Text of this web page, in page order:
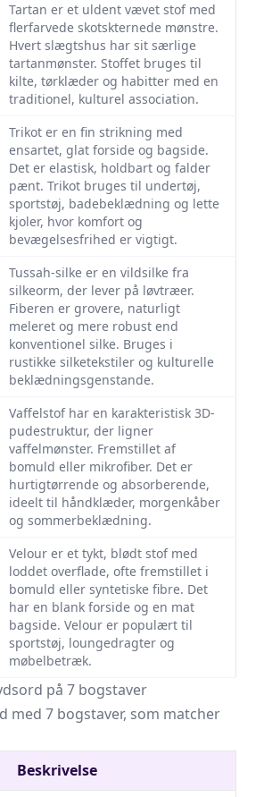
Tartan er et uldent vævet stof med
flerfarvede skotskternede mønstre.
Hvert slægtshus har sit særlige
tartanmønster. Stoffet bruges til
kilte, tørklæder og habitter med en
traditionel, kulturel association.
Trikot er en fin strikning med
ensartet, glat forside og bagside.
Det er elastisk, holdbart og falder
pænt. Trikot bruges til undertøj,
sportstøj, badebeklædning og lette
kjoler, hvor komfort og
bevægelsesfrihed er vigtigt.
Tussah-silke er en vildsilke fra
silkeorm, der lever på løvtræer.
Fiberen er grovere, naturligt
meleret og mere robust end
konventionel silke. Bruges i
rustikke silketekstiler og kulturelle
beklædningsgenstande.
Vaffelstof har en karakteristisk 3D-
pudestruktur, der ligner
vaffelmønster. Fremstillet af
bomuld eller mikrofiber. Det er
hurtigtørrende og absorberende,
ideelt til håndklæder, morgenkåber
og sommerbeklædning.
Velour er et tykt, blødt stof med
loddet overflade, ofte fremstillet i
bomuld eller syntetiske fibre. Det
har en blank forside og en mat
bagside. Velour er populært til
sportstøj, loungedragter og
møbelbetræk.
på 7 bogstaver
med 7 bogstaver, som matcher
Beskrivelse